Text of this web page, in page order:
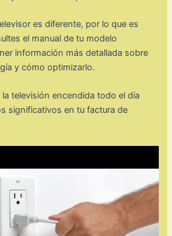
es diferente, por lo que es
el manual de tu modelo
información más detallada sobre
y cómo optimizarlo.
televisión encendida todo el día
significativos en tu factura de